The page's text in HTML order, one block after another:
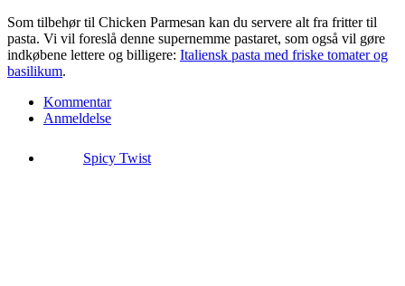
Som tilbehør til Chicken Parmesan kan du servere alt fra fritter til
pasta. Vi vil foreslå denne supernemme pastaret, som også vil gøre
indkøbene lettere og billigere: Italiensk pasta med friske tomater og
basilikum.
Kommentar
Anmeldelse
Spicy Twist